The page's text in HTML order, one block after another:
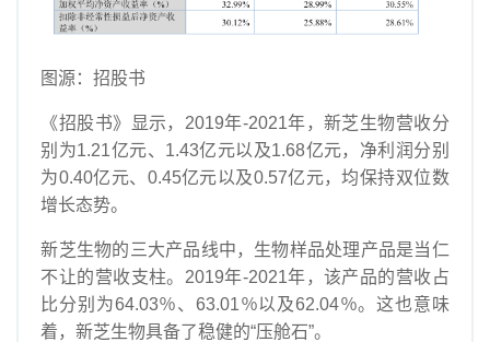
图源：招股书
《招股书》显示，2019年-2021年，新芝生物营收分
别为1.21亿元、1.43亿元以及1.68亿元，净利润分别
为0.40亿元、0.45亿元以及0.57亿元，均保持双位数
增长态势。
新芝生物的三大产品线中，生物样品处理产品是当仁
不让的营收支柱。2019年-2021年，该产品的营收占
比分别为64.03％、63.01％以及62.04％。这也意味
着，新芝生物具备了稳健的“压舱石”。